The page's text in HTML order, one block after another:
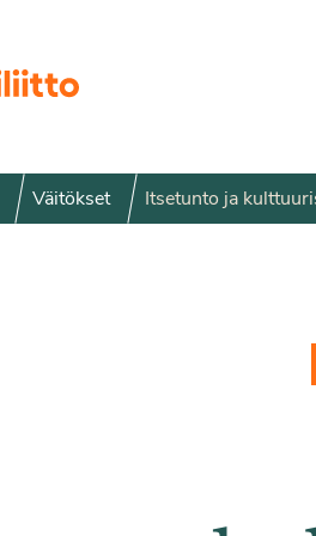
Väitökset Itsetunto ja